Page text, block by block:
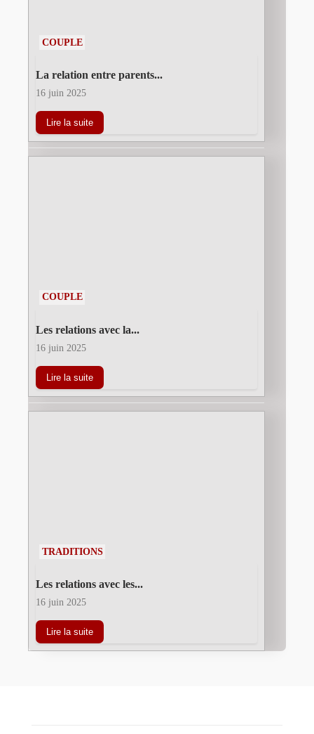
COUPLE
La relation entre parents...
16 juin 2025
Lire la suite
COUPLE
Les relations avec la...
16 juin 2025
Lire la suite
TRADITIONS
Les relations avec les...
16 juin 2025
Lire la suite